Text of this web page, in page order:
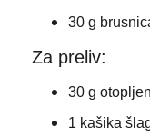
30 g
Za preliv:
30 g
1 kašika